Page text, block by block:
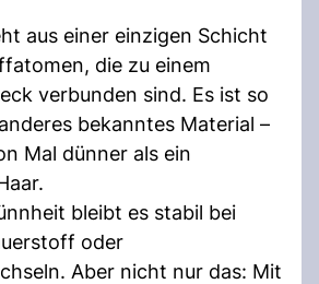
aus einer einzigen Schicht
die zu einem
verbunden sind. Es ist so
bekanntes Material –
Mal dünner als ein
bleibt es stabil bei
oder
Aber nicht nur das: Mit